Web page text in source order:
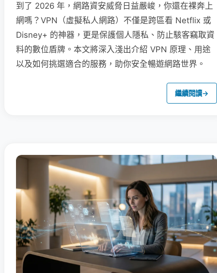
到了 2026 年，網路資安威脅日益嚴峻，你還在裸奔上
網嗎？VPN（虛擬私人網路）不僅是跨區看 Netflix 或
Disney+ 的神器，更是保護個人隱私、防止駭客竊取資
料的數位盾牌。本文將深入淺出介紹 VPN 原理、用途
以及如何挑選適合的服務，助你安全暢遊網路世界。
繼續閱讀→